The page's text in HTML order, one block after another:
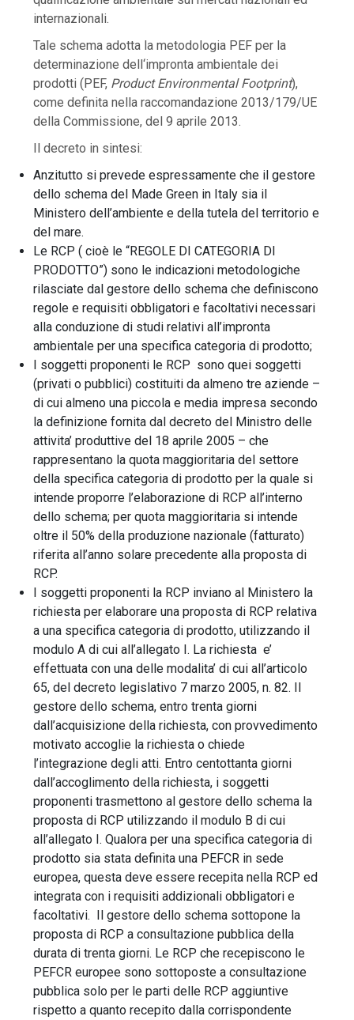
internazionali.
Tale schema adotta la metodologia PEF per la
determinazione dell‘impronta ambientale dei
prodotti (PEF, Product Environmental Footprint),
come definita nella raccomandazione 2013/179/UE
della Commissione, del 9 aprile 2013.
Il decreto in sintesi:
Anzitutto si prevede espressamente che il gestore
dello schema del Made Green in Italy sia il
Ministero dell’ambiente e della tutela del territorio e
del mare.
Le RCP ( cioè le “REGOLE DI CATEGORIA DI
PRODOTTO”) sono le indicazioni metodologiche
rilasciate dal gestore dello schema che definiscono
regole e requisiti obbligatori e facoltativi necessari
alla conduzione di studi relativi all’impronta
ambientale per una specifica categoria di prodotto;
I soggetti proponenti le RCP sono quei soggetti
(privati o pubblici) costituiti da almeno tre aziende –
di cui almeno una piccola e media impresa secondo
la definizione fornita dal decreto del Ministro delle
attivita’ produttive del 18 aprile 2005 – che
rappresentano la quota maggioritaria del settore
della specifica categoria di prodotto per la quale si
intende proporre l’elaborazione di RCP all’interno
dello schema; per quota maggioritaria si intende
oltre il 50% della produzione nazionale (fatturato)
riferita all’anno solare precedente alla proposta di
RCP.
I soggetti proponenti la RCP inviano al Ministero la
richiesta per elaborare una proposta di RCP relativa
a una specifica categoria di prodotto, utilizzando il
modulo A di cui all’allegato I. La richiesta e’
effettuata con una delle modalita’ di cui all’articolo
65, del decreto legislativo 7 marzo 2005, n. 82. Il
gestore dello schema, entro trenta giorni
dall’acquisizione della richiesta, con provvedimento
motivato accoglie la richiesta o chiede
l’integrazione degli atti. Entro centottanta giorni
dall’accoglimento della richiesta, i soggetti
proponenti trasmettono al gestore dello schema la
proposta di RCP utilizzando il modulo B di cui
all’allegato I. Qualora per una specifica categoria di
prodotto sia stata definita una PEFCR in sede
europea, questa deve essere recepita nella RCP ed
integrata con i requisiti addizionali obbligatori e
facoltativi. Il gestore dello schema sottopone la
proposta di RCP a consultazione pubblica della
durata di trenta giorni. Le RCP che recepiscono le
PEFCR europee sono sottoposte a consultazione
pubblica solo per le parti delle RCP aggiuntive
rispetto a quanto recepito dalla corrispondente